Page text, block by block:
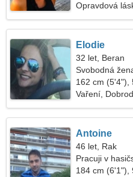
Opravdová
Elodie
32 let, Beran
Svobodná
162 cm (5'4"),
Vaření,
Antoine
46 let, Rak
Pracuji v
mimořádnou
184 cm (6'1"),